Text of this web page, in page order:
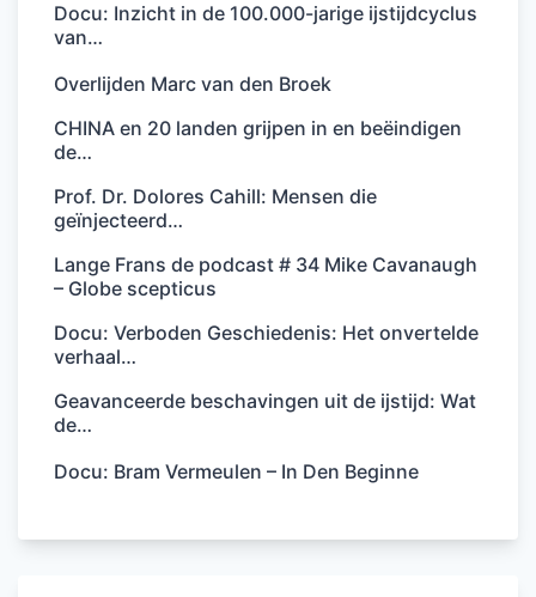
Docu: Inzicht in de 100.000-jarige ijstijdcyclus
van…
Overlijden Marc van den Broek
CHINA en 20 landen grijpen in en beëindigen
de…
Prof. Dr. Dolores Cahill: Mensen die
geïnjecteerd…
Lange Frans de podcast # 34 Mike Cavanaugh
– Globe scepticus
Docu: Verboden Geschiedenis: Het onvertelde
verhaal…
Geavanceerde beschavingen uit de ijstijd: Wat
de…
Docu: Bram Vermeulen – In Den Beginne